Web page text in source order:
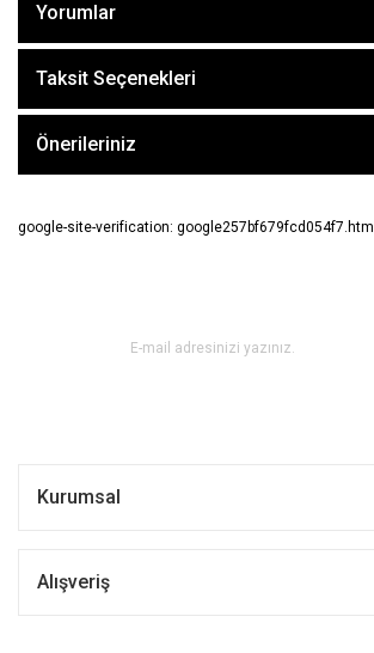
Yorumlar
Taksit Seçenekleri
Önerileriniz
google-site-verification: google257bf679fcd054f7.html
Kurumsal
Alışveriş